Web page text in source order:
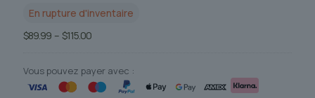
En rupture d'inventaire
$89.99 – $115.00Plage
$89.99
à
$115.00
Vous pouvez payer avec :